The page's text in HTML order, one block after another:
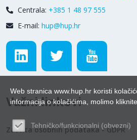
Centrala: +385 1 48 97 555
E-mail: hup@hup.hr
Važni linkovi
Zaštita osobnih podataka - GDPR
Web stranica www.hup.hr koristi
informacija o kolačićima, molimo kliknite
Tehničko/funkcionalni (obvezni)